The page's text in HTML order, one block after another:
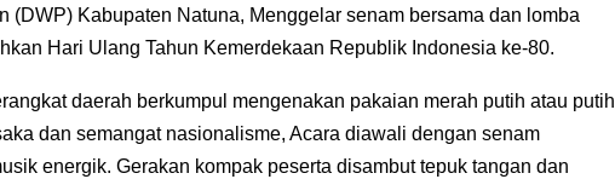
(DWP) Kabupaten Natuna, Menggelar senam bersama dan lomba
Hari Ulang Tahun Kemerdekaan Republik Indonesia ke-80.
daerah berkumpul mengenakan pakaian merah putih atau putih
dan semangat nasionalisme, Acara diawali dengan senam
energik. Gerakan kompak peserta disambut tepuk tangan dan